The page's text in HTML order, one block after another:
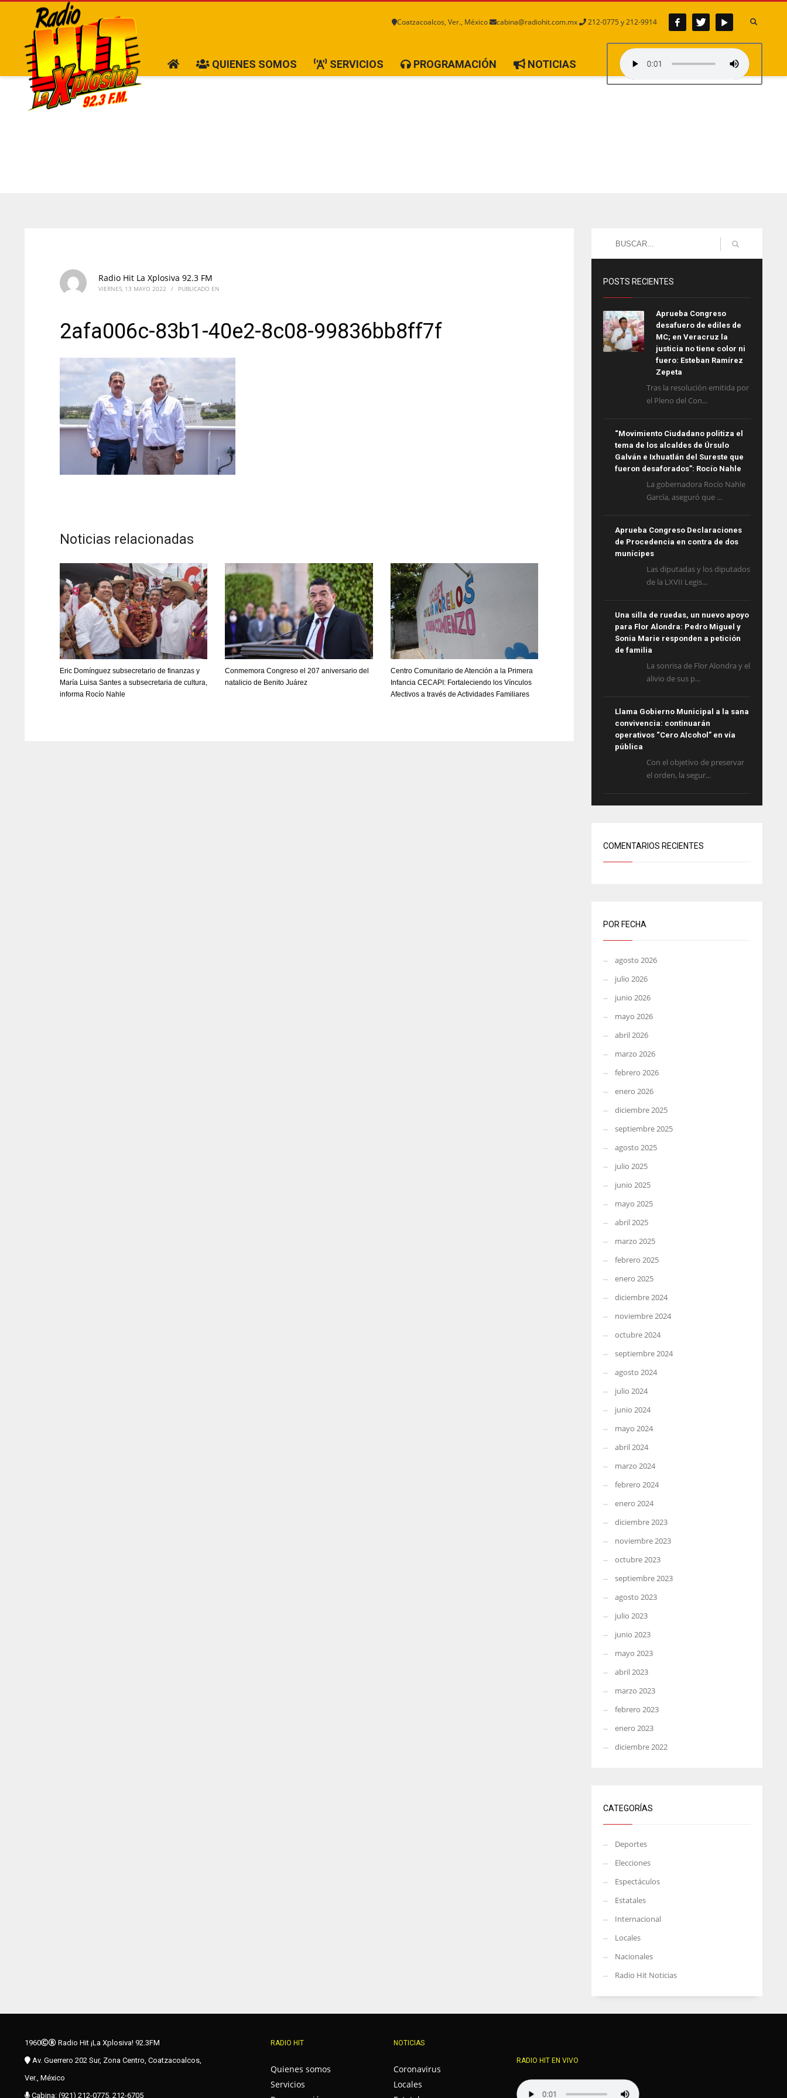
Coatzacoalcos, Ver., México cabina@radiohit.com.mx 212-0775 y 212-9914
QUIENES SOMOS SERVICIOS PROGRAMACIÓN NOTICIAS
Radio Hit La Xplosiva 92.3 FM
VIERNES, 13 MAYO 2022 / PUBLICADO EN
2afa006c-83b1-40e2-8c08-99836bb8ff7f
Noticias relacionadas
Eric Domínguez subsecretario de finanzas y
María Luisa Santes a subsecretaria de cultura,
informa Rocío Nahle
Conmemora Congreso el 207 aniversario del
natalicio de Benito Juárez
Centro Comunitario de Atención a la Primera
Infancia CECAPI: Fortaleciendo los Vínculos
Afectivos a través de Actividades Familiares
POSTS RECIENTES
Aprueba Congreso
desafuero de ediles de
MC; en Veracruz la
justicia no tiene color ni
fuero: Esteban Ramírez
Zepeta
Tras la resolución emitida por
el Pleno del Con...
“Movimiento Ciudadano politiza el
tema de los alcaldes de Úrsulo
Galván e Ixhuatlán del Sureste que
fueron desaforados”: Rocío Nahle
La gobernadora Rocío Nahle
García, aseguró que ...
Aprueba Congreso Declaraciones
de Procedencia en contra de dos
munícipes
Las diputadas y los diputados
de la LXVII Legis...
Una silla de ruedas, un nuevo apoyo
para Flor Alondra: Pedro Miguel y
Sonia Marie responden a petición
de familia
La sonrisa de Flor Alondra y el
alivio de sus p...
Llama Gobierno Municipal a la sana
convivencia: continuarán
operativos “Cero Alcohol” en vía
pública
Con el objetivo de preservar
el orden, la segur...
COMENTARIOS RECIENTES
POR FECHA
agosto 2026
julio 2026
junio 2026
mayo 2026
abril 2026
marzo 2026
febrero 2026
enero 2026
diciembre 2025
septiembre 2025
agosto 2025
julio 2025
junio 2025
mayo 2025
abril 2025
marzo 2025
febrero 2025
enero 2025
diciembre 2024
noviembre 2024
octubre 2024
septiembre 2024
agosto 2024
julio 2024
junio 2024
mayo 2024
abril 2024
marzo 2024
febrero 2024
enero 2024
diciembre 2023
noviembre 2023
octubre 2023
septiembre 2023
agosto 2023
julio 2023
junio 2023
mayo 2023
abril 2023
marzo 2023
febrero 2023
enero 2023
diciembre 2022
CATEGORÍAS
Deportes
Elecciones
Espectáculos
Estatales
Internacional
Locales
Nacionales
Radio Hit Noticias
1960
Radio Hit ¡La Xplosiva! 92.3FM
Av. Guerrero 202 Sur, Zona Centro, Coatzacoalcos,
Ver., México
Cabina: (921) 212-0775, 212-6705
RADIO HIT
Quienes somos
Servicios
NOTICIAS
Coronavirus
Locales
RADIO HIT EN VIVO